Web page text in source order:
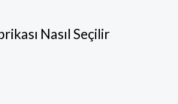
Nasıl Seçilir